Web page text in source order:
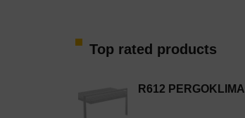
Top rated products
R612 PERGOKLIMA